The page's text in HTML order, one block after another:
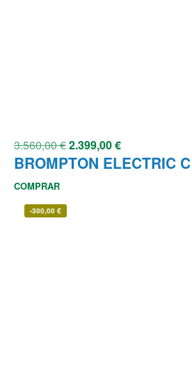
3.560,00€2.399,00€
BROMPTON ELECTRIC
COMPRAR
-300,00 €